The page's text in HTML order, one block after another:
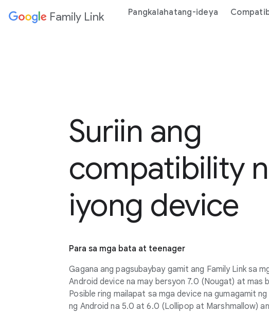
Family Link Pangkalahatang-ideya
Suriin ang
compatibility
iyong device
Para sa mga bata at teenager
Gagana ang pagsubaybay gamit ang Family Link sa
Android device na may bersyon 7.0 (Nougat) at mas
Posible ring mailapat sa mga device na gumagamit
ng Android na 5.0 at 6.0 (Lollipop at Marshmallow)